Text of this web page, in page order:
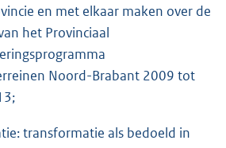
en met elkaar maken over de
het Provinciaal
Noord-Brabant 2009 tot
transformatie als bedoeld in